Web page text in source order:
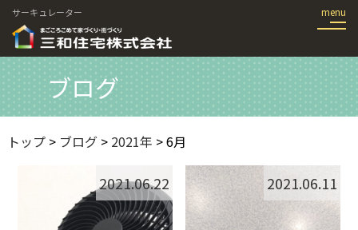
サーキュレーター
ブログ
トップ> ブログ> 2021年 > 6月
2021.06.22 2021.06.11